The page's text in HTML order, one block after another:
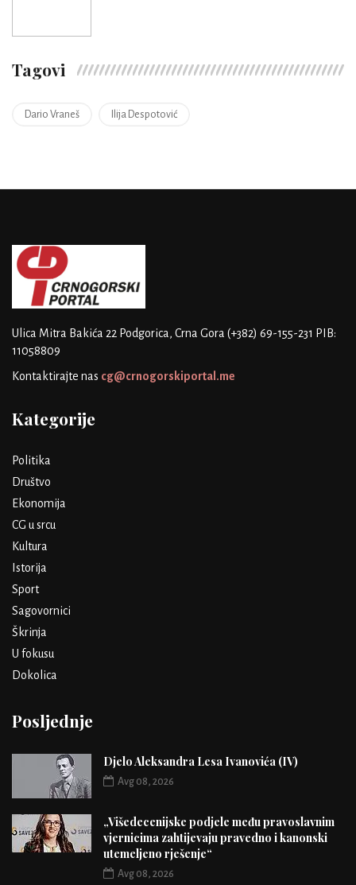
Tagovi
Dario Vraneš Ilija Despotović
Ulica Mitra Bakića 22 Podgorica, Crna Gora (+382) 69-155-231 PIB:
11058809
Kontaktirajte nas cg@crnogorskiportal.me
Kategorije
Politika
Društvo
Ekonomija
CG u srcu
Kultura
Istorija
Sport
Sagovornici
Škrinja
U fokusu
Dokolica
Posljednje
Djelo Aleksandra Lesa Ivanovića (IV)
Avg 08, 2026
„Višedecenijske podjele među pravoslavnim
vjernicima zahtijevaju pravedno i kanonski
utemeljeno rješenje“
Avg 08, 2026